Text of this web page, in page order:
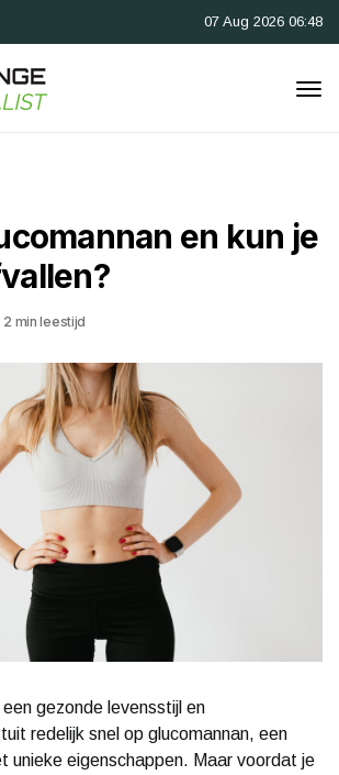
07 Aug 2026 06:48
en kun je
2 min leestijd
gezonde levensstijl en
redelijk snel op glucomannan, een
unieke eigenschappen. Maar voordat je